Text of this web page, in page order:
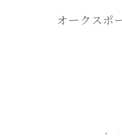
オークスポ